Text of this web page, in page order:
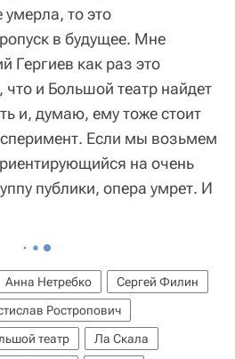
умерла, то это
в будущее. Мне
Гергиев как раз это
и Большой театр найдет
и, думаю, ему тоже стоит
Если мы возьмем
на очень
публики, опера умрет. И
Анна Нетребко
Сергей Филин
Ростропович
театр
Ла Скала